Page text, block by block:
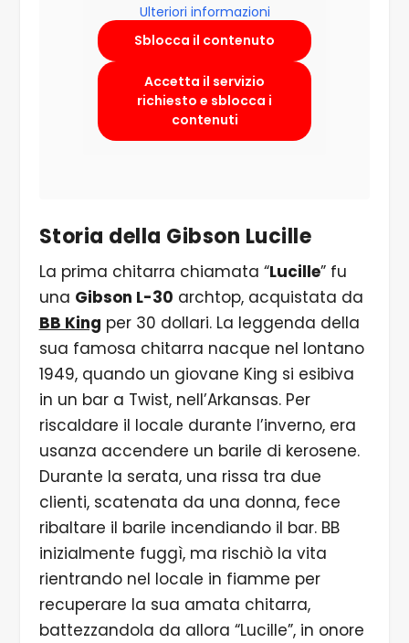
Ulteriori informazioni
Sblocca il contenuto
Accetta il servizio
richiesto e sblocca i
contenuti
Storia della Gibson Lucille
La prima chitarra chiamata “Lucille” fu
una Gibson L-30 archtop, acquistata da
BB King per 30 dollari. La leggenda della
sua famosa chitarra nacque nel lontano
1949, quando un giovane King si esibiva
in un bar a Twist, nell’Arkansas. Per
riscaldare il locale durante l’inverno, era
usanza accendere un barile di kerosene.
Durante la serata, una rissa tra due
clienti, scatenata da una donna, fece
ribaltare il barile incendiando il bar. BB
inizialmente fuggì, ma rischiò la vita
rientrando nel locale in fiamme per
recuperare la sua amata chitarra,
battezzandola da allora “Lucille”, in onore